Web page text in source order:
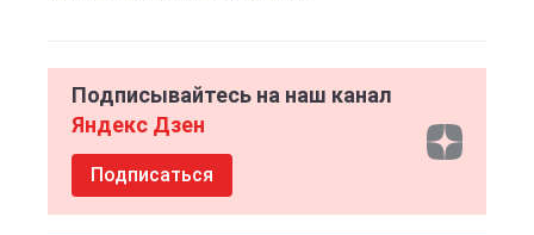
Подписывайтесь на наш канал
Яндекс Дзен
Подписаться